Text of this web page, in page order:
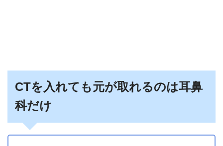
CTを入れても元が取れるのは耳鼻
科だけ